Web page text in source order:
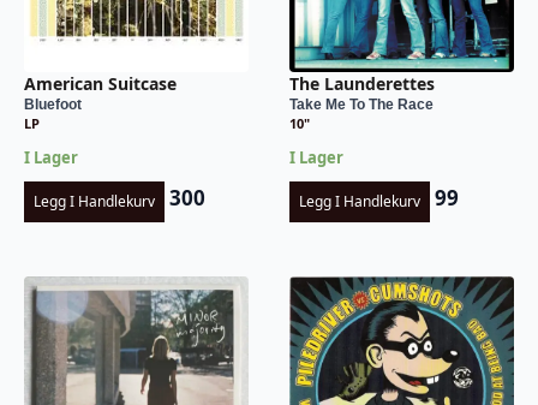
American Suitcase
Bluefoot
LP
I Lager
Legg I Handlekurv 300
The Launderettes
Take Me To The Race
10"
I Lager
Legg I Handlekurv 99